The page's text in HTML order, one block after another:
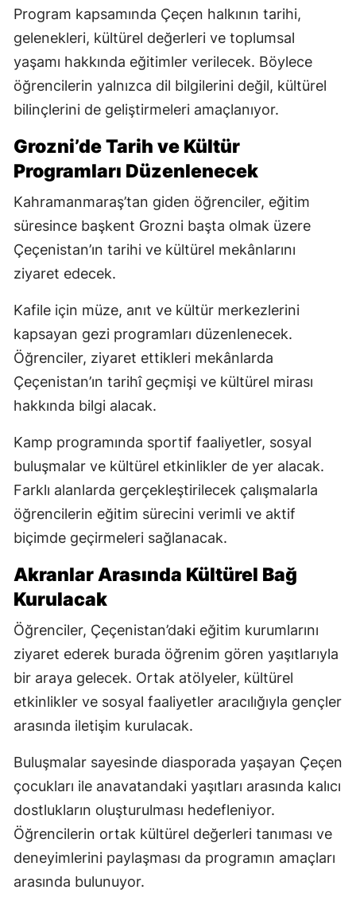
Program kapsamında Çeçen halkının tarihi,
gelenekleri, kültürel değerleri ve toplumsal
yaşamı hakkında eğitimler verilecek. Böylece
öğrencilerin yalnızca dil bilgilerini değil, kültürel
bilinçlerini de geliştirmeleri amaçlanıyor.
Grozni’de Tarih ve Kültür
Programları Düzenlenecek
Kahramanmaraş’tan giden öğrenciler, eğitim
süresince başkent Grozni başta olmak üzere
Çeçenistan’ın tarihi ve kültürel mekânlarını
ziyaret edecek.
Kafile için müze, anıt ve kültür merkezlerini
kapsayan gezi programları düzenlenecek.
Öğrenciler, ziyaret ettikleri mekânlarda
Çeçenistan’ın tarihî geçmişi ve kültürel mirası
hakkında bilgi alacak.
Kamp programında sportif faaliyetler, sosyal
buluşmalar ve kültürel etkinlikler de yer alacak.
Farklı alanlarda gerçekleştirilecek çalışmalarla
öğrencilerin eğitim sürecini verimli ve aktif
biçimde geçirmeleri sağlanacak.
Akranlar Arasında Kültürel Bağ
Kurulacak
Öğrenciler, Çeçenistan’daki eğitim kurumlarını
ziyaret ederek burada öğrenim gören yaşıtlarıyla
bir araya gelecek. Ortak atölyeler, kültürel
etkinlikler ve sosyal faaliyetler aracılığıyla gençler
arasında iletişim kurulacak.
Buluşmalar sayesinde diasporada yaşayan Çeçen
çocukları ile anavatandaki yaşıtları arasında kalıcı
dostlukların oluşturulması hedefleniyor.
Öğrencilerin ortak kültürel değerleri tanıması ve
deneyimlerini paylaşması da programın amaçları
arasında bulunuyor.